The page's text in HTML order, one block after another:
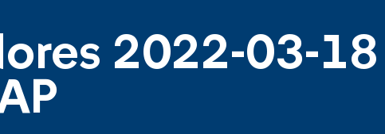
2022-03-